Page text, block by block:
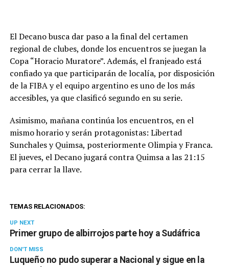
El Decano busca dar paso a la final del certamen
regional de clubes, donde los encuentros se juegan la
Copa “Horacio Muratore”. Además, el franjeado está
confiado ya que participarán de localía, por disposición
de la FIBA y el equipo argentino es uno de los más
accesibles, ya que clasificó segundo en su serie.
Asimismo, mañana continúa los encuentros, en el
mismo horario y serán protagonistas: Libertad
Sunchales y Quimsa, posteriormente Olimpia y Franca.
El jueves, el Decano jugará contra Quimsa a las 21:15
para cerrar la llave.
TEMAS RELACIONADOS:
UP NEXT
Primer grupo de albirrojos parte hoy a Sudáfrica
DON'T MISS
Luqueño no pudo superar a Nacional y sigue en la